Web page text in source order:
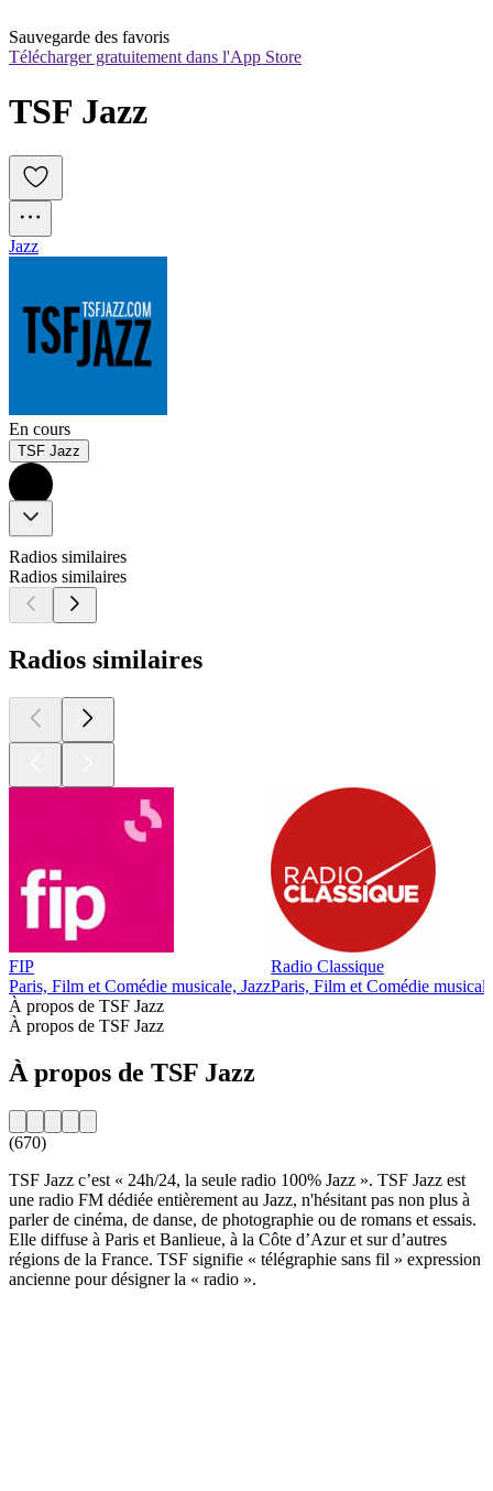
Sauvegarde des favoris
Télécharger gratuitement dans l'App Store
TSF Jazz
Jazz
En cours
TSF Jazz
Radios similaires
Radios similaires
Radios similaires
FIP
Paris, Film et Comédie musicale, Jazz
Radio Classique
Paris, Film et Comédie
À propos de TSF Jazz
À propos de TSF Jazz
À propos de TSF Jazz
(670)
TSF Jazz c’est « 24h/24, la seule radio 100% Jazz ». TSF Jazz est
une radio FM dédiée entièrement au Jazz, n'hésitant pas non plus à
parler de cinéma, de danse, de photographie ou de romans et essais.
Elle diffuse à Paris et Banlieue, à la Côte d’Azur et sur d’autres
régions de la France. TSF signifie « télégraphie sans fil » expression
ancienne pour désigner la « radio ».